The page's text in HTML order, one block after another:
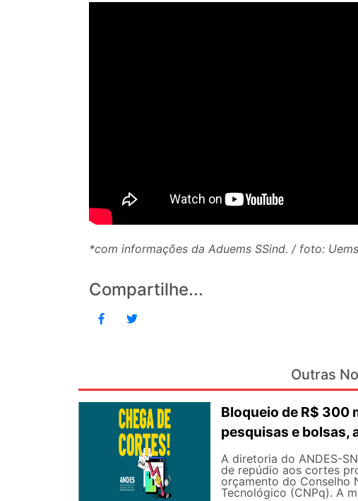
*com informações da Aduems SSind. / foto:
Compartilhe...
Outras
Bloqueio de R$ 300
pesquisas e bolsas,
A diretoria do ANDES-
de repúdio aos cortes
orçamento do Conselho
Tecnológico (CNPq). A